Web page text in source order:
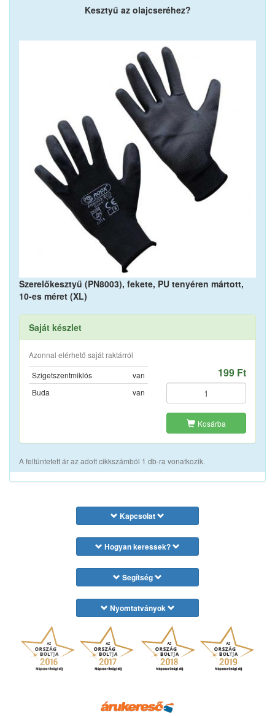
Kesztyű az olajcseréhez?
Szerelőkesztyű (PN8003), fekete, PU tenyéren mártott,
10-es méret (XL)
Saját készlet
Azonnal elérhető saját raktárról
Szigetszentmiklós
van
Buda
van
199 Ft
Kosárba
A feltüntetett ár az adott cikkszámból 1 db-ra vonatkozik.
Kapcsolat
Hogyan keressek?
Segítség
Nyomtatványok